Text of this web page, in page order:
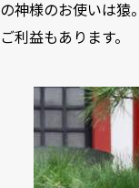
の神様のお使いは猿
ご利益もあります。